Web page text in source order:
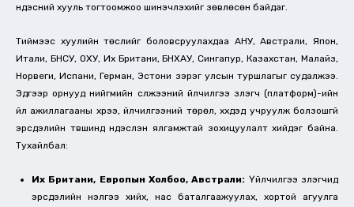
үндэсний хууль тогтоомжоо шинэчлэхийг зөвлөсөн байдаг.
Тиймээс хуулийн төслийг боловсруулахдаа АНУ, Австрали, Япон,
Итали, БНСУ, ОХУ, Их Британи, БНХАУ, Сингапур, Казахстан, Малайз,
Норвеги, Испани, Герман, Эстони зэрэг улсын туршлагыг судалжээ.
Эдгээр орнууд нийгмийн сүлжээний үйлчилгээ үзүүлэгч (платформ)-ийн
үйл ажиллагааны хүрээ, үйлчилгээний төрөл, хүүхдэд учруулж болзошгүй
эрсдэлийн түвшинд үндэслэн ялгамжтай зохицуулалт хийдэг байна.
Тухайлбал:
Их Британи, Европын Холбоо, Австрали: Үйлчилгээ үзүүлэгчид
эрсдэлийн үнэлгээ хийх, нас баталгаажуулах, хортой агуулга